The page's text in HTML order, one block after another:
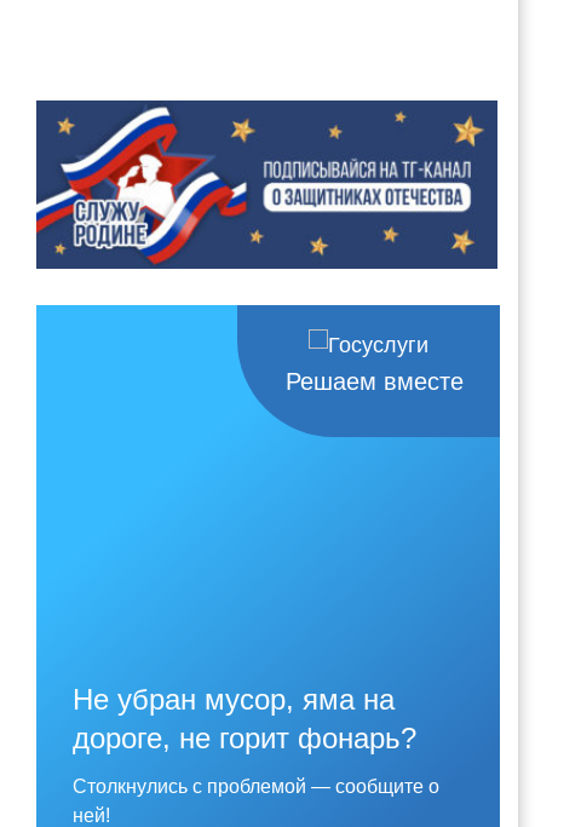
Решаем вместе
Не убран мусор, яма на
дороге, не горит фонарь?
Столкнулись с проблемой — сообщите о
ней!